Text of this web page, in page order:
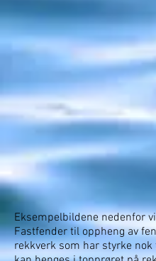
Eksempelbildene nedenfor
Fastfender til oppheng av
rekkverk som har styrke